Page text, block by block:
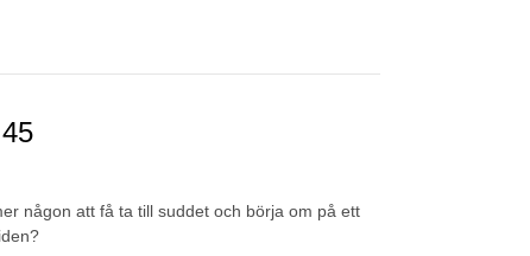
någon att få ta till suddet och börja om på ett